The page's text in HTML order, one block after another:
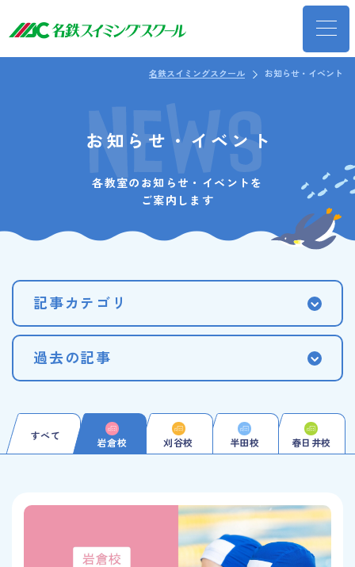
名鉄スイミングスクール お知らせ・イベント
お知らせ・イベント
各教室のお知らせ・イベントを
ご案内します
すべて 岩倉校 刈谷校 半田校 春日井校
記事カテゴリ
過去の記事